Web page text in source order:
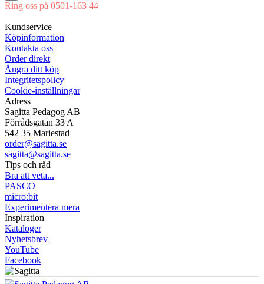
Ring oss på 0501-163 44
Kundservice
Köpinformation
Kontakta oss
Order direkt
Ångra ditt köp
Integritetspolicy
Cookie-inställningar
Adress
Sagitta Pedagog AB
Förrådsgatan 33 A
542 35 Mariestad
order@sagitta.se
sagitta@sagitta.se
Tips och råd
Bra att veta...
PASCO
micro:bit
Experimentera mera
Inspiration
Kataloger
Nyhetsbrev
YouTube
Facebook